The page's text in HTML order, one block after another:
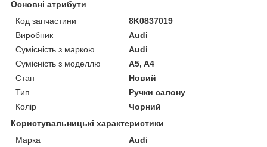
Основні атрибути
Код запчастини
8K0837019
Виробник
Audi
Сумісність з маркою
Audi
Сумісність з моделлю
A5, A4
Стан
Новий
Тип
Ручки салону
Колір
Чорний
Користувальницькі характеристики
Марка
Audi